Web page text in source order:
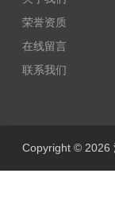
荣誉资质
在线留言
联系我们
Copyright © 2026